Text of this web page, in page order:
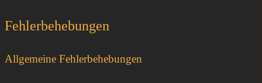
Fehlerbehebungen
Allgemeine Fehlerbehebungen